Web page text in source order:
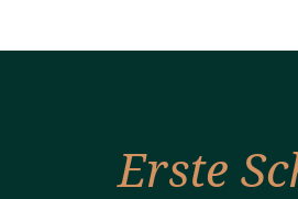
Erste